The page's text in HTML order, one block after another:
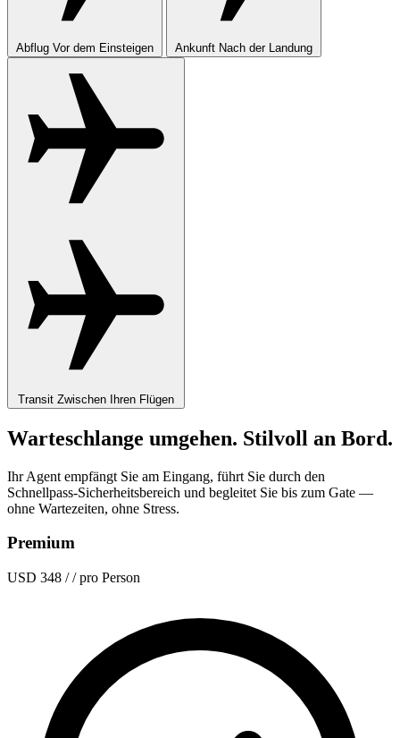
Abflug Vor dem Einsteigen Ankunft Nach der Landung
Transit Zwischen Ihren Flügen
Warteschlange umgehen. Stilvoll an Bord.
Ihr Agent empfängt Sie am Eingang, führt Sie durch den
Schnellpass-Sicherheitsbereich und begleitet Sie bis zum Gate —
ohne Wartezeiten, ohne Stress.
Premium
USD 348 / / pro Person